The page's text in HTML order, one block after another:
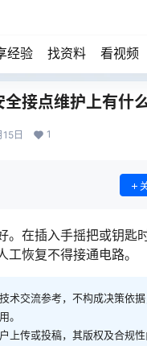
经验 找资料 看视频
接点维护上有什
日 1
。在插入手摇把或钥匙
工恢复不得接通电路。
术交流参考，不构成决策依
。
上传或投稿，其版权及合规